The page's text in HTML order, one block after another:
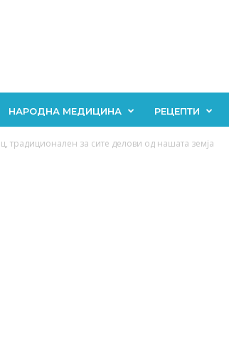
НАРОДНА МЕДИЦИНА РЕЦЕПТИ
традиционален за сите делови од нашата земја